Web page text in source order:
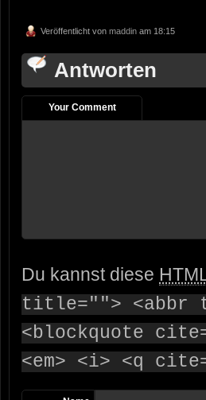
Veröffentlicht von maddin am 18:15
Antworten
Your Comment
Du kannst diese
title=""> <abbr
<blockquote
<em> <i> <q